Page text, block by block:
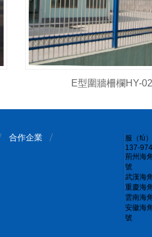
E型圍牆柵欄HY-02
合作企業
服（fú
137-
荊州海
號
武漢海
重慶海
雲南海
安徽海
號